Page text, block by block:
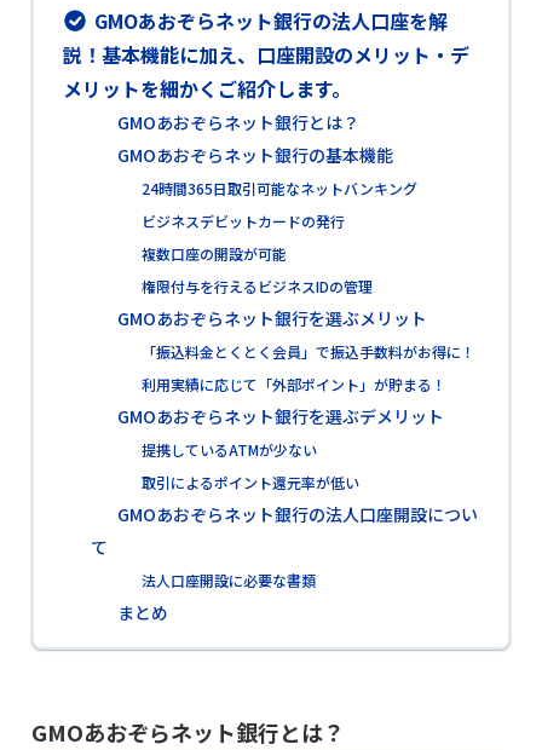
GMOあおぞらネット銀行の法人口座を解
説！基本機能に加え、口座開設のメリット・デ
メリットを細かくご紹介します。
GMOあおぞらネット銀行とは？
GMOあおぞらネット銀行の基本機能
24時間365日取引可能なネットバンキング
ビジネスデビットカードの発行
複数口座の開設が可能
権限付与を行えるビジネスIDの管理
GMOあおぞらネット銀行を選ぶメリット
「振込料金とくとく会員」で振込手数料がお得に！
利用実績に応じて「外部ポイント」が貯まる！
GMOあおぞらネット銀行を選ぶデメリット
提携しているATMが少ない
取引によるポイント還元率が低い
GMOあおぞらネット銀行の法人口座開設につい
て
法人口座開設に必要な書類
まとめ
GMOあおぞらネット銀行とは？